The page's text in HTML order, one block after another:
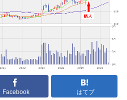
Facebook はてブ